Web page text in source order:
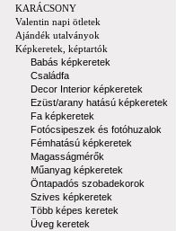
KARÁCSONY
Valentin napi ötletek
Ajándék utalványok
Képkeretek, képtartók
Babás képkeretek
Családfa
Decor Interior képkeretek
Ezüst/arany hatású képkeretek
Fa képkeretek
Fotócsipeszek és fotóhuzalok
Fémhatású képkeretek
Magasságmérők
Műanyag képkeretek
Öntapadós szobadekorok
Szives képkeretek
Több képes keretek
Üveg keretek